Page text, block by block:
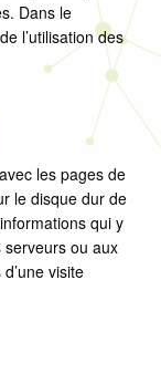
Dans le
l’utilisation des
les pages de
le disque dur de
qui y
ou aux
visite